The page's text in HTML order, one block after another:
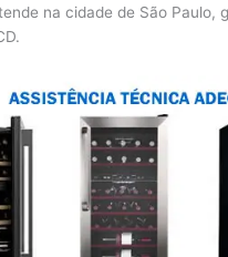
na cidade de São Paulo,